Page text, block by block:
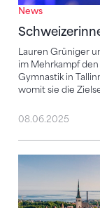
News
Lauren Grüniger
im Mehrkampf
Gymnastik in
womit sie die
08.06.2025
EM RG in